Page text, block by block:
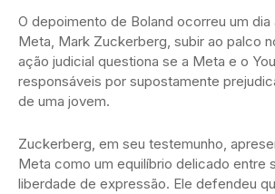
O depoimento de Boland ocorreu um dia
Meta, Mark Zuckerberg, subir ao palco
ação judicial questiona se a Meta e o
responsáveis por supostamente
de uma jovem.
Zuckerberg, em seu testemunho,
Meta como um equilíbrio delicado entre
liberdade de expressão. Ele defendeu